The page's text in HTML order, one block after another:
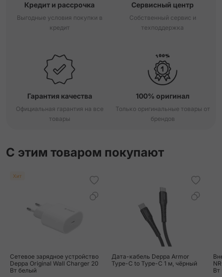
Кредит и рассрочка
Выгодные условия покупки в
кредит
Сервисный центр
Собственный сервис и
техподдержка
Гарантия качества
Официальная гарантия на все
товары
100% оригинал
Только оригинальные товары от
брендов
С этим товаром покупают
Хит
Сетевое зарядное устройство
Deppa Original Wall Charger 20
Вт белый
Дата-кабель Deppa Armor
Type-C to Type-C 1 м, чёрный
Вт